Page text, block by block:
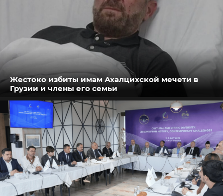
Жестоко избиты имам Ахалцихской мечети в
Грузии и члены его семьи